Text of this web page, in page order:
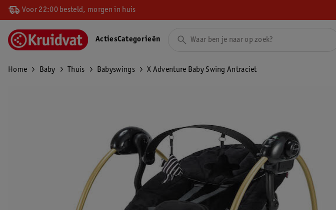
Voor 22:00 besteld, morgen in huis
ActiesCategorieën
Home Baby Thuis Babyswings X Adventure Baby Swing Antraciet